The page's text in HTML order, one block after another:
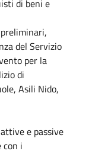
di beni e
del Servizio
per la
di
Asili Nido,
e passive
con i